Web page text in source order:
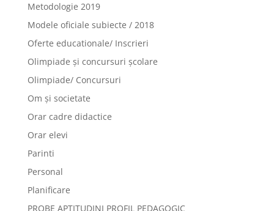
Metodologie 2019
Modele oficiale subiecte / 2018
Oferte educationale/ Inscrieri
Olimpiade şi concursuri şcolare
Olimpiade/ Concursuri
Om și societate
Orar cadre didactice
Orar elevi
Parinti
Personal
Planificare
PROBE APTITUDINI PROFIL PEDAGOGIC